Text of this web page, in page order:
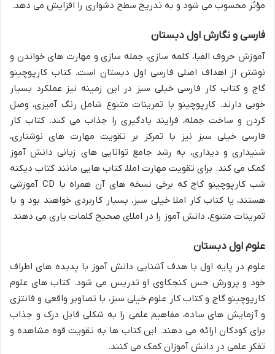
مؤثر محسوب می شود و به تدریج سطح دشواری را افزایش می دهد.
فارسی و نگارش اول دبستان
آموزش حروف الفبا، کلمه سازی، جمله سازی و مهارت های خواندن و
نوشتن از اهداف اصلی فارسی اول دبستان است. کتاب کارپوچینو
گاج و کتاب کار فارسی خیلی سبز در این زمینه نیز عملکرد بسیار
خوبی دارند. کارپوچینو با تمرینات متنوع شامل رنگ آمیزی، وصل
کردن و ساخت جمله، فرایند یادگیری را جذاب می کند. کتاب کار
فارسی خیلی سبز نیز با تمرکز بر تقویت مهارت های نوشتاری،
شنیداری و دیداری، به رشد جامع توانایی های زبانی دانش آموز
کمک می کند. برای تقویت مهارت املا، کتاب هایی مانند کتاب دیکته
شب کارپوچینو گاج که برخی نسخه های آن همراه با CD آموزشی
هستند، یا کتاب کار املا خیلی سبز، بسیار کاربردی خواهند بود و با
تمرینات متنوع، دانش آموز را در املای صحیح کلمات یاری می دهند.
علوم اول دبستان
علوم در پایه اول با هدف آشنایی دانش آموز با پدیده های اطراف
خود و پرورش حس کنجکاوی او تدریس می شود. کتاب های علوم
کارپوچینو گاج و کتاب کار علوم خیلی سبز، با تصاویر واقعی و فانتزی
و آزمایش های ساده، مفاهیم علمی را به شکلی قابل درک و جذاب
برای کودکان ارائه می دهند. این کتاب ها به تقویت قوه مشاهده و
تفکر علمی در دانش آموزان کمک می کنند.